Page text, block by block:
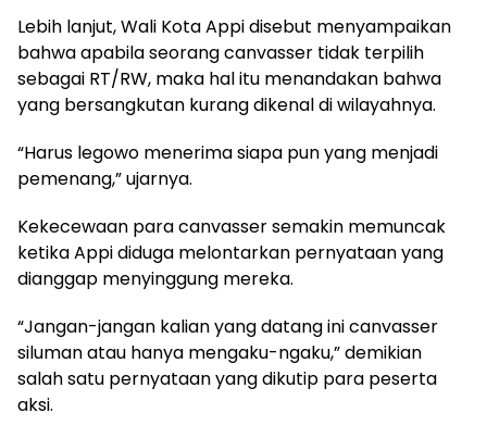
Lebih lanjut, Wali Kota Appi disebut menyampaikan
bahwa apabila seorang canvasser tidak terpilih
sebagai RT/RW, maka hal itu menandakan bahwa
yang bersangkutan kurang dikenal di wilayahnya.
“Harus legowo menerima siapa pun yang menjadi
pemenang,” ujarnya.
Kekecewaan para canvasser semakin memuncak
ketika Appi diduga melontarkan pernyataan yang
dianggap menyinggung mereka.
“Jangan-jangan kalian yang datang ini canvasser
siluman atau hanya mengaku-ngaku,” demikian
salah satu pernyataan yang dikutip para peserta
aksi.